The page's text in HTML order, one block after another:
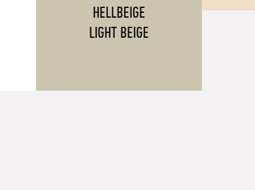
HELLBEIGE
LIGHT BEIGE